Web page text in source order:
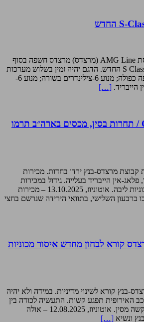
מרצדס-בנץ S-Class בגרסת AMG Line (מרצדס) מרצדס חשפה בסוף
השבוע את דגם הדגל, ה-S Class החדש. הדגם יהיה זמין בשלוש מערכות
הנעה: מנוע V8 חדש והנעה כפולה; מנוע 6-צילינדרים בשורה; מנוע 6-
הייבריד. […]
מרצדס-בנץ Q3/2025 / תחרות בסין, מכסים בארה״ב תרמו
קבוצת מרצדס-בנץ ירדו בחדות. מכירות
פלאג-אין הייבריד בעלייה. גידול במכירות
מכוניות יקרות, ירידה במכוניות ליבה. אוטוניוז, 13.10.2025 – מכירות
ברבעון השלישי, בתוואי הירידה שנרשם בחצי
קורא לבחון מחדש איסור מכוניות
בנץ קורא לשינוי מדיניות. במידה ולא יהיה
האירופית תפגע קשות. התעשיה לכודה בין
מכסים בארה״ב לתחרות קשה מסין. אוטוניוז, 12.08.2025 – אולה
ונשיא […]